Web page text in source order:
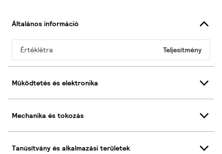
Általános információ
Értéklétra Teljesítmény
Működtetés és elektronika
Mechanika és tokozás
Tanúsítvány és alkalmazási területek